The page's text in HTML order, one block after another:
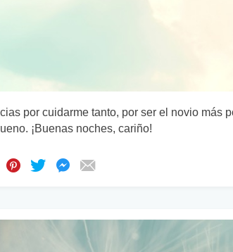
por cuidarme tanto, por ser el novio más
¡Buenas noches, cariño!